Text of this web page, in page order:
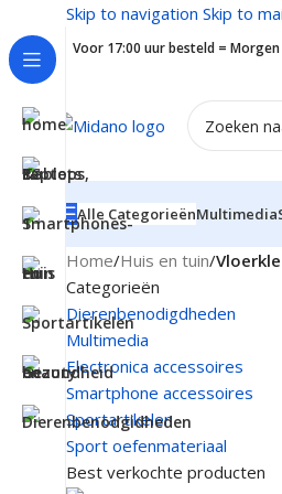
Skip to navigation Skip to
✔ Voor 17:00 uur besteld = Morgen
Alle CategorieënMultimedia
Home/Huis en tuin/
Categorieën
Dierenbenodigdheden
Multimedia
Electronica accessoires
Smartphone accessoires
Sportartikelen
Sport oefenmateriaal
Best verkochte producten